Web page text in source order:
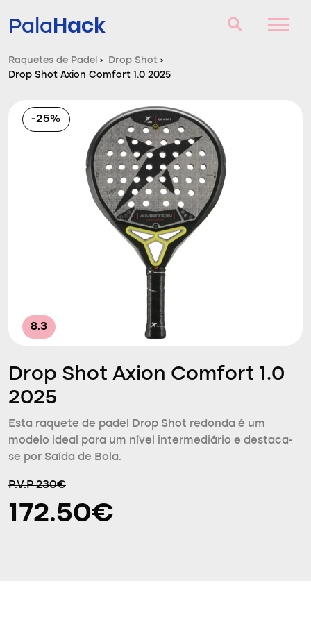
PalaHack
Raquetes de Padel
Perguntas e respostas
Comparador
Raquetes de Padel › Drop Shot ›
Drop Shot Axion Comfort 1.0 2025
-25%
8.3
Drop Shot Axion Comfort 1.0
2025
Esta raquete de padel Drop Shot redonda é um
modelo ideal para um nível intermediário e destaca-
se por Saída de Bola.
P.V.P 230€
172.50€